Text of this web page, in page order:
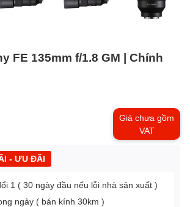
FE 135mm f/1.8 GM | Chính
Giá chưa gồm
VAT
- ƯU ĐÃI
1 ( 30 ngày đầu nếu lỗi nhà sản xuất )
ngày ( bán kính 30km )